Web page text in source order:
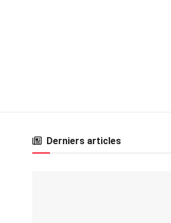
Derniers articles